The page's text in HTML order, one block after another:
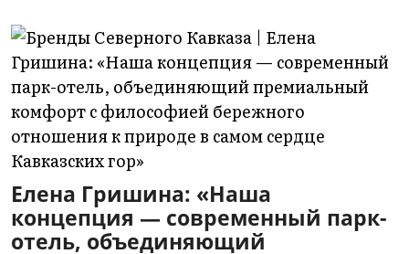
Елена Гришина: «Наша
концепция — современный парк-
отель, объединяющий